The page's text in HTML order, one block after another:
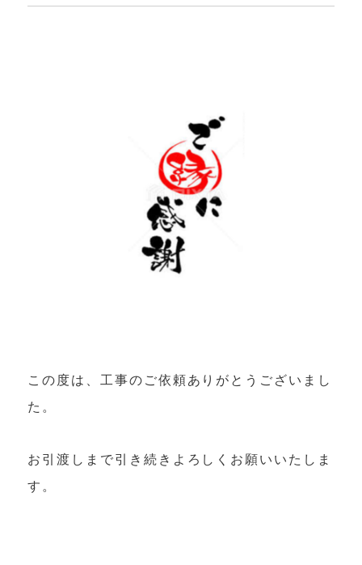
補助金制度について
お問い合わせ
0267-31-5199
受付時間 9:00〜17:00（水・日除く）
この度は、工事のご依頼ありがとうございまし
た。
お引渡しまで引き続きよろしくお願いいたしま
す。